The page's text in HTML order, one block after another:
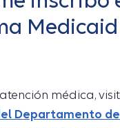
médica,
Departamento